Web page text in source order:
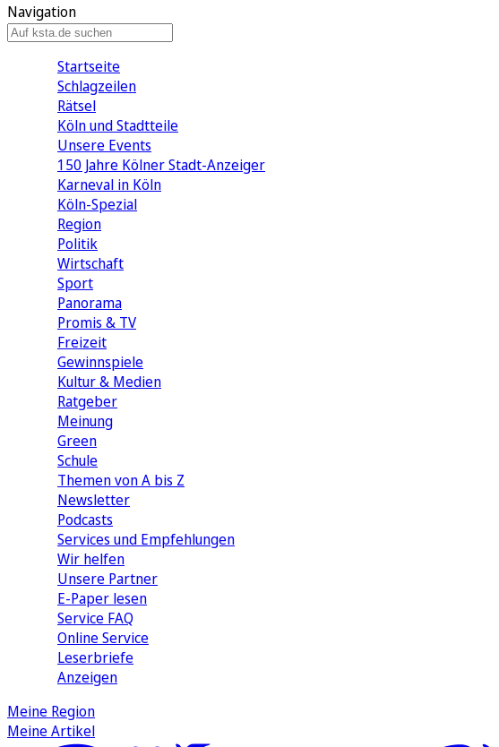
Navigation
Startseite
Schlagzeilen
Rätsel
Köln und Stadtteile
Unsere Events
150 Jahre Kölner Stadt-Anzeiger
Karneval in Köln
Köln-Spezial
Region
Politik
Wirtschaft
Sport
Panorama
Promis & TV
Freizeit
Gewinnspiele
Kultur & Medien
Ratgeber
Meinung
Green
Schule
Themen von A bis Z
Newsletter
Podcasts
Services und Empfehlungen
Wir helfen
Unsere Partner
E-Paper lesen
Service FAQ
Online Service
Leserbriefe
Anzeigen
Meine Region
Meine Artikel